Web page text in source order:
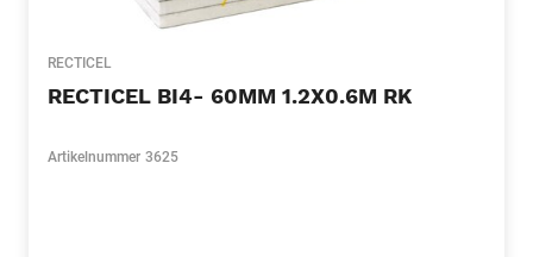
RECTICEL
RECTICEL BI4- 60MM 1.2X0.6M RK
Artikelnummer 3625